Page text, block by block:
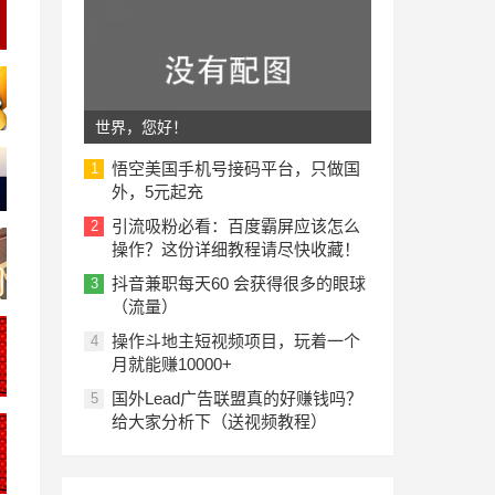
世界，您好！
1
悟空美国手机号接码平台，只做国
外，5元起充
2
引流吸粉必看：百度霸屏应该怎么
操作？这份详细教程请尽快收藏！
3
抖音兼职每天60 会获得很多的眼球
（流量）
4
操作斗地主短视频项目，玩着一个
月就能赚10000+
5
国外Lead广告联盟真的好赚钱吗？
给大家分析下（送视频教程）